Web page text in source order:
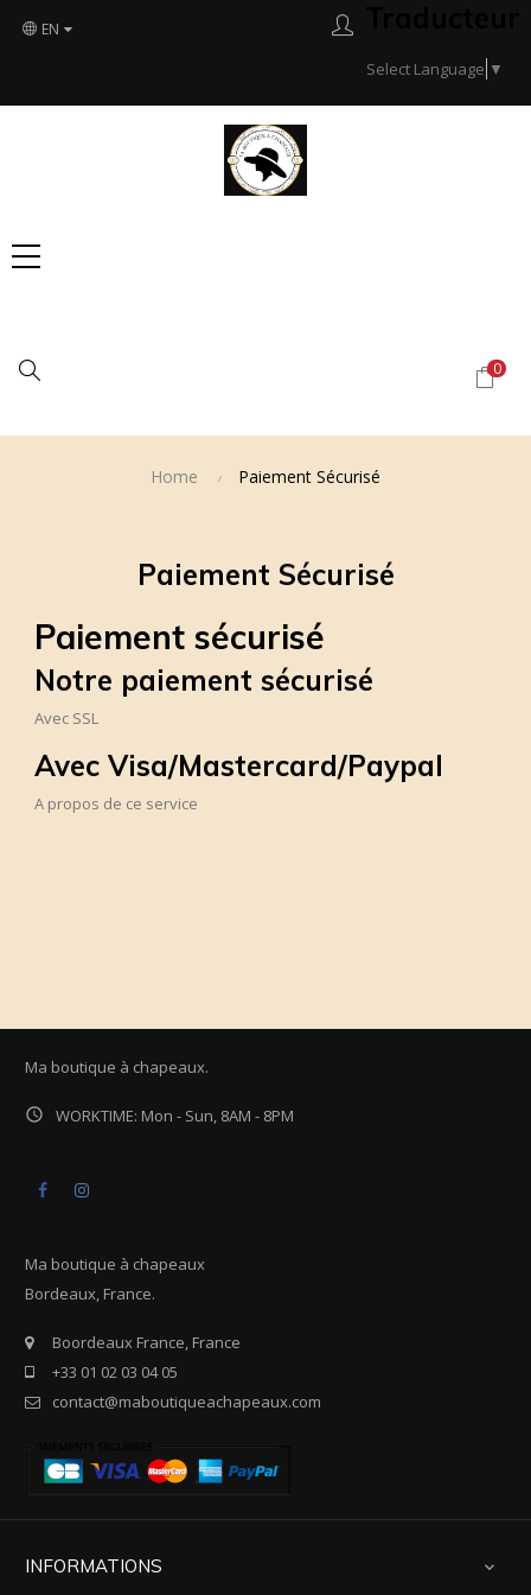
EN
Select Language ▼
0
Search
Home Paiement Sécurisé
Paiement Sécurisé
Paiement sécurisé
Notre paiement sécurisé
Avec SSL
Avec Visa/Mastercard/Paypal
A propos de ce service
Ma boutique à chapeaux.
 WORKTIME: Mon - Sun, 8AM - 8PM
Facebook
Ma boutique à chapeaux
Bordeaux, France.
Boordeaux France, France
+33 01 02 03 04 05
contact@maboutiqueachapeaux.com
INFORMATIONS 